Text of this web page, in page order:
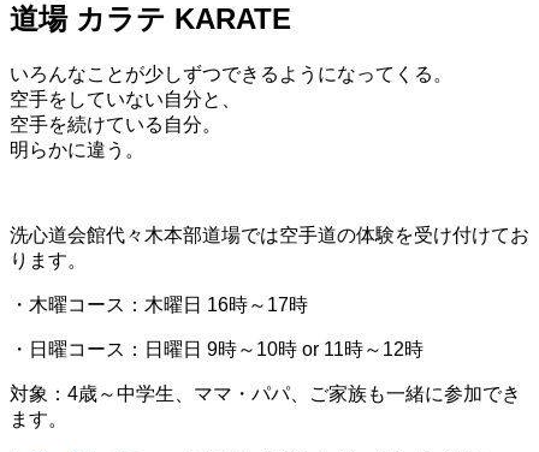
道場 カラテ KARATE
いろんなことが少しずつできるようになってくる。
空手をしていない自分と、
空手を続けている自分。
明らかに違う。
洗心道会館代々木本部道場では空手道の体験を受け付けてお
ります。
・木曜コース：木曜日 16時～17時
・日曜コース：日曜日 9時～10時 or 11時～12時
対象：4歳～中学生、ママ・パパ、ご家族も一緒に参加でき
ます。